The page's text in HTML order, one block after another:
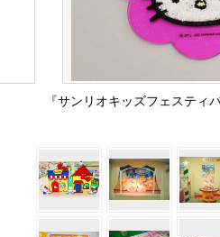
『サンリオキッズフェステ